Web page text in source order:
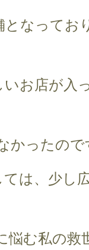
なってお
お店が入
かったので
は、少し
悩む私の救